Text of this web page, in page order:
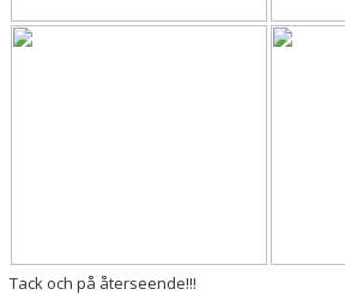
Tack och på återseende!!!